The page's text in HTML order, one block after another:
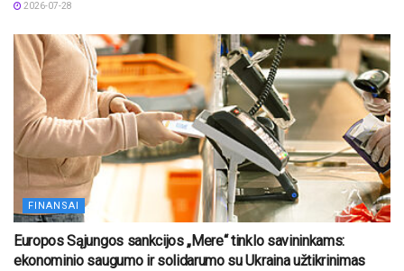
2026-07-28
FINANSAI
Europos Sąjungos sankcijos „Mere“ tinklo savininkams:
ekonominio saugumo ir solidarumo su Ukraina užtikrinimas